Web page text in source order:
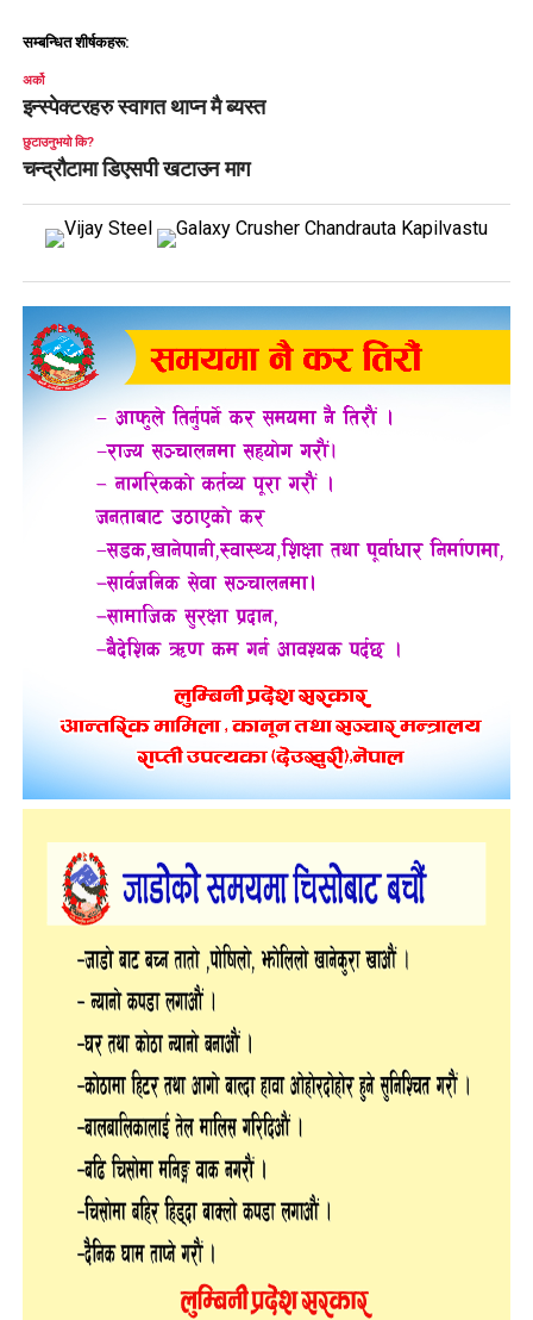
सम्बन्धित शीर्षकहरू:
अर्को
इन्स्पेक्टरहरु स्वागत थाप्न मै ब्यस्त
छुटाउनुभयो कि?
चन्द्रौटामा डिएसपी खटाउन माग